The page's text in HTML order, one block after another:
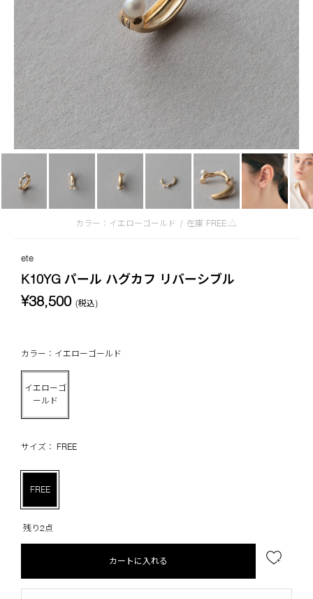
カラー：イエローゴールド / 在庫 FREE:△
ete
K10YG パール ハグカフ リバーシブル
¥38,500 (税込)
カラー：イエローゴールド
イエローゴ
ールド
サイズ： FREE
FREE
残り2点
カートに入れる